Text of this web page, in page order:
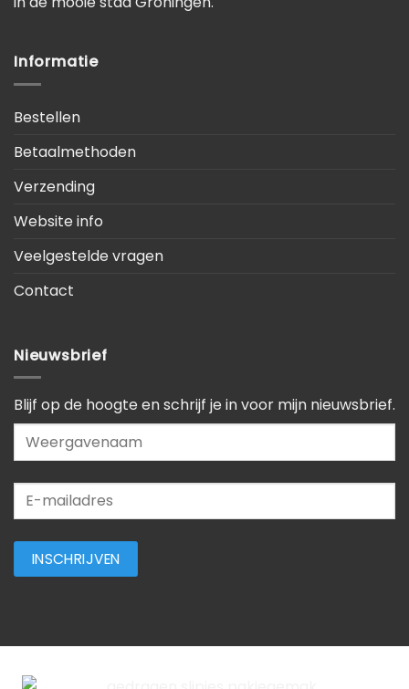
Informatie
Bestellen
Betaalmethoden
Verzending
Website info
Veelgestelde vragen
Contact
Nieuwsbrief
Blijf op de hoogte en schrijf je in voor mijn nieuwsbrief.